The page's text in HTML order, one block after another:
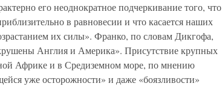
его неоднократное подчеркивание того, что
в равновесии и что касается наших
их силы». Франко, по словам Дикгофа,
Англия и Америка». Присутствие крупных
Африке и в Средиземном море, по мнению
уже осторожности» и даже «боязливости»